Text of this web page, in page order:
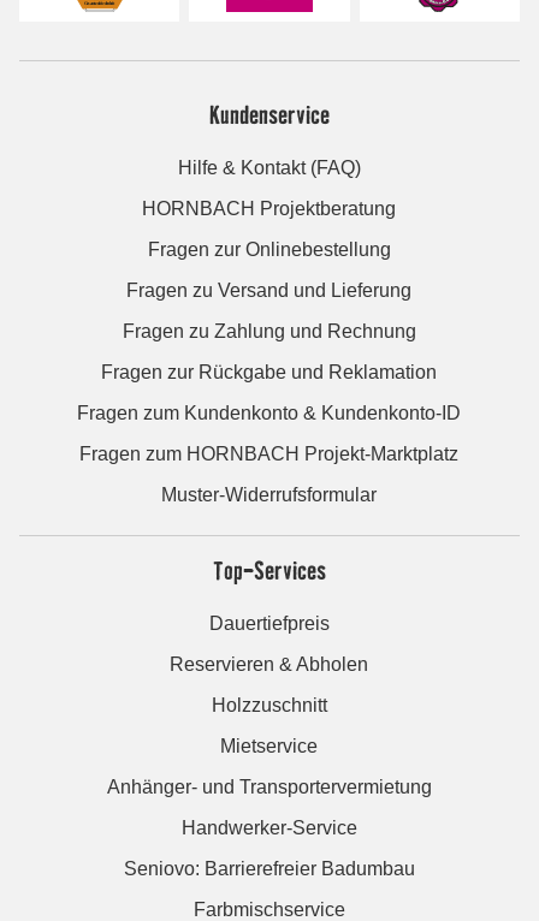
Kundenservice
Hilfe & Kontakt (FAQ)
HORNBACH Projektberatung
Fragen zur Onlinebestellung
Fragen zu Versand und Lieferung
Fragen zu Zahlung und Rechnung
Fragen zur Rückgabe und Reklamation
Fragen zum Kundenkonto & Kundenkonto-ID
Fragen zum HORNBACH Projekt-Marktplatz
Muster-Widerrufsformular
Top-Services
Dauertiefpreis
Reservieren & Abholen
Holzzuschnitt
Mietservice
Anhänger- und Transportervermietung
Handwerker-Service
Seniovo: Barrierefreier Badumbau
Farbmischservice